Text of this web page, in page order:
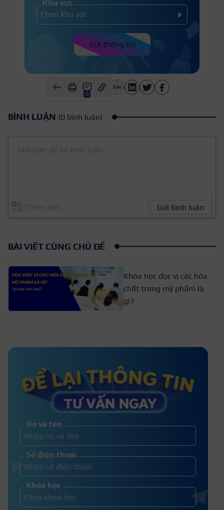
Khu vực
Gửi thông tin
0
BÌNH LUẬN (0 bình luận)
Gửi bình luận
BÀI VIẾT CÙNG CHỦ ĐỀ
Khóa học đọc vị các hóa
chất trong mỹ phẩm là
gì?
Học điều trị nám ở đâu? 8+ Địa chỉ
học trị nám uy tín 2026
chuyên nghiệp chuẩn y khoa
Họ và tên
Số điện thoại
Khóa học